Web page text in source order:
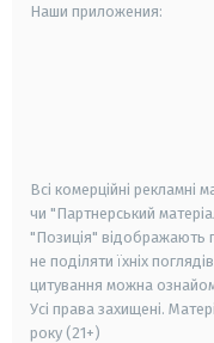
Наши приложения:
Всі комерційні рекламні
чи "Партнерський
"Позиція" відображають
не поділяти їхніх
цитування можна
Усі права захищені.
року (21+)